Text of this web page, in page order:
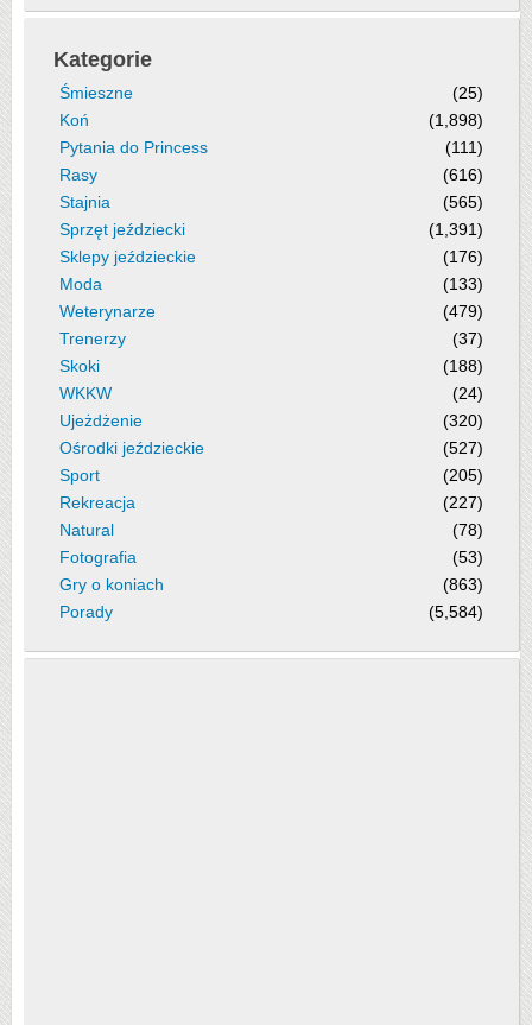
Kategorie
Śmieszne
(25)
Koń
(1,898)
Pytania do Princess
(111)
Rasy
(616)
Stajnia
(565)
Sprzęt jeździecki
(1,391)
Sklepy jeździeckie
(176)
Moda
(133)
Weterynarze
(479)
Trenerzy
(37)
Skoki
(188)
WKKW
(24)
Ujeżdżenie
(320)
Ośrodki jeździeckie
(527)
Sport
(205)
Rekreacja
(227)
Natural
(78)
Fotografia
(53)
Gry o koniach
(863)
Porady
(5,584)